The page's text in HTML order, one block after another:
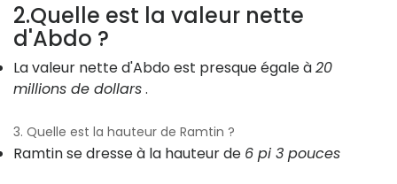
2.Quelle est la valeur nette
d'Abdo ?
La valeur nette d'Abdo est presque égale à20
millions de dollars.
3. Quelle est la hauteur de Ramtin ?
Ramtin se dresse à la hauteur de 6 pi 3 pouces